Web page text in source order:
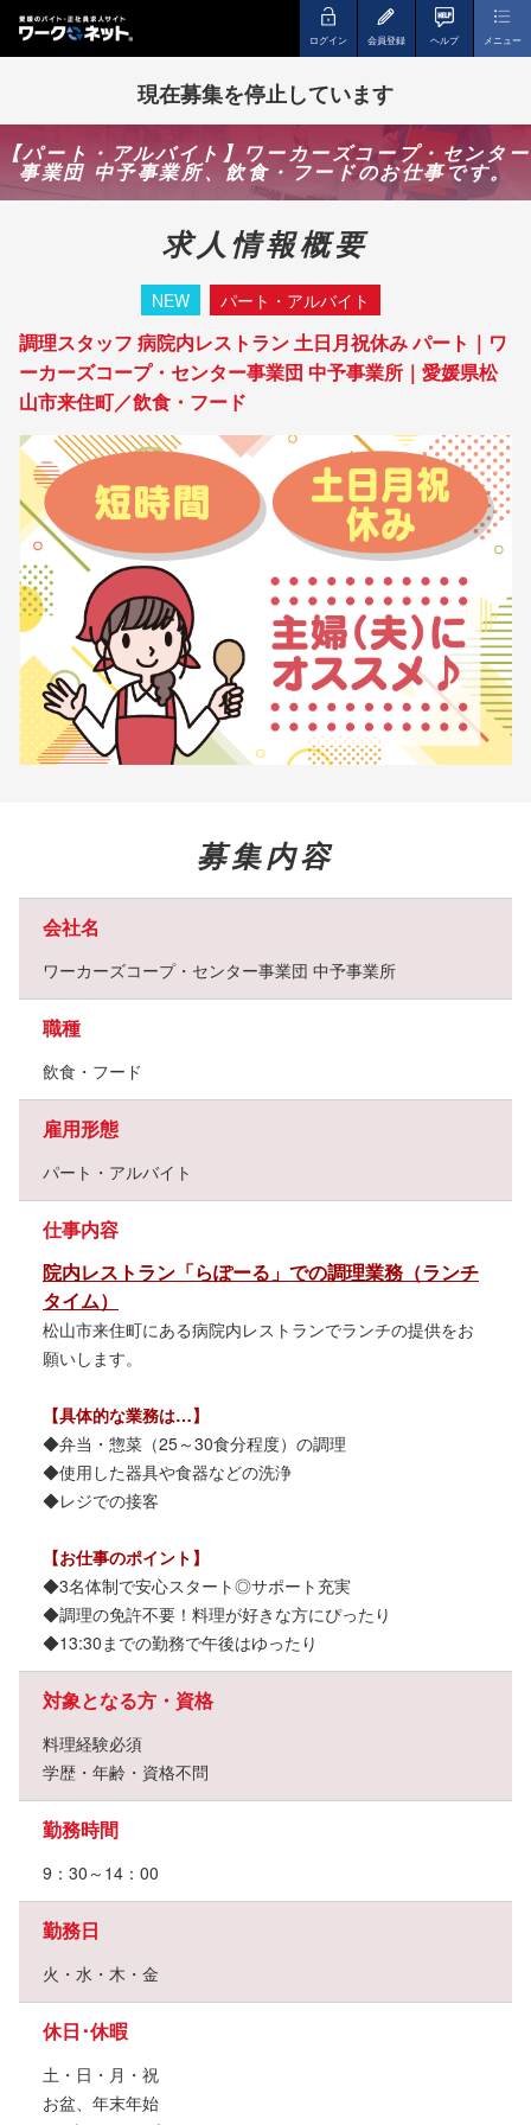
ログイン 会員登録 ヘルプ メニュー
現在募集を停止しています
【パート・アルバイト】ワーカーズコープ・センター
事業団 中予事業所、飲食・フードのお仕事です。
求人情報概要
NEW パート・アルバイト
調理スタッフ 病院内レストラン 土日月祝休み パート｜ワ
ーカーズコープ・センター事業団 中予事業所｜愛媛県松
山市来住町／飲食・フード
募集内容
会社名
ワーカーズコープ・センター事業団 中予事業所
職種
飲食・フード
雇用形態
パート・アルバイト
仕事内容
院内レストラン「らぽーる」での調理業務（ランチ
タイム）
松山市来住町にある病院内レストランでランチの提供をお
願いします。
【具体的な業務は…】
◆弁当・惣菜（25～30食分程度）の調理
◆使用した器具や食器などの洗浄
◆レジでの接客
【お仕事のポイント】
◆3名体制で安心スタート◎サポート充実
◆調理の免許不要！料理が好きな方にぴったり
◆13:30までの勤務で午後はゆったり
対象となる方・資格
料理経験必須
学歴・年齢・資格不問
勤務時間
9：30～14：00
勤務日
火・水・木・金
休日･休暇
土・日・月・祝
お盆、年末年始